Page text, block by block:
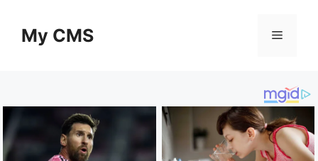
contentMy CMS Menu